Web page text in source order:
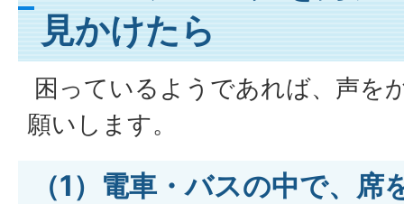
見かけたら
困っているようであれば、声を
願いします。
（1）電車・バスの中で、